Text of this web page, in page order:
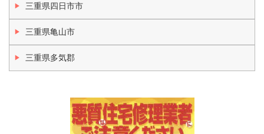
三重県四日市市
三重県亀山市
三重県多気郡